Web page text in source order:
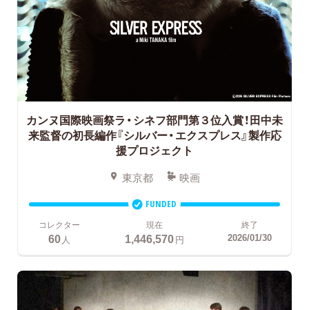
カンヌ国際映画祭ラ・シネフ部門第３位入賞！田中未
来監督の初長編作『シルバー・エクスプレス』製作応
援プロジェクト
東京都 映画
FUNDED
コレクター
60 人
現在
1,446,570円
終了
2026/01/30